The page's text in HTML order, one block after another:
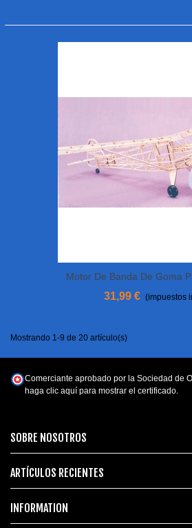
Motor De Banda De Goma
Taylorcraft
31,99 € (impuestos
Mostrando 1-9 de 20 artículo(s)
SOBRE NOSOTROS
ARTÍCULOS RECIENTES
INFORMATION
Comerciante aprobado por la Sociedad de
haga clic aquí para mostrar el certificado.